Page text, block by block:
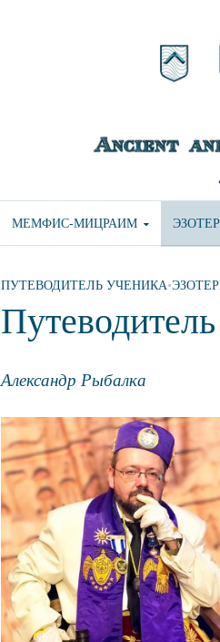
МЕМФИС-МИЦРАИМ
ПУТЕВОДИТЕЛЬ УЧЕНИКА•
Александр Рыбалка